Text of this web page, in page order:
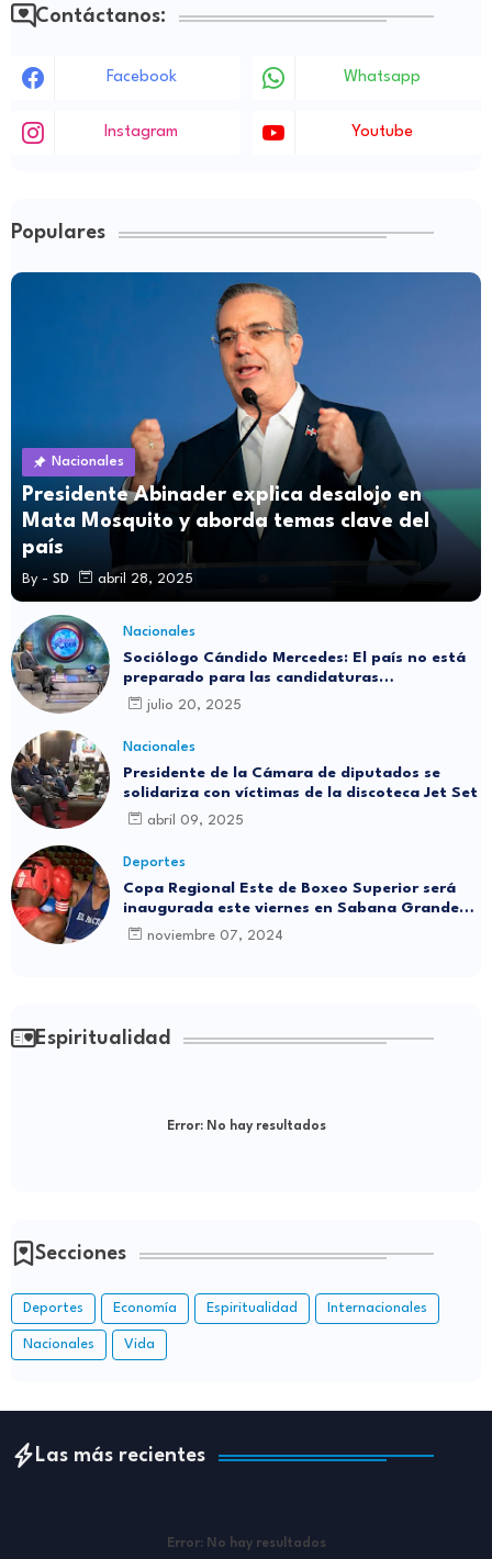
Contáctanos:
Facebook Whatsapp
Instagram Youtube
Populares
Nacionales
Presidente Abinader explica desalojo en
Mata Mosquito y aborda temas clave del
país
By - SD abril 28, 2025
Nacionales
Sociólogo Cándido Mercedes: El país no está
preparado para las candidaturas
independientes
julio 20, 2025
Nacionales
Presidente de la Cámara de diputados se
solidariza con víctimas de la discoteca Jet Set
abril 09, 2025
Deportes
Copa Regional Este de Boxeo Superior será
inaugurada este viernes en Sabana Grande
de Boyá
noviembre 07, 2024
Espiritualidad
Error:No hay resultados
Secciones
Deportes Economía Espiritualidad Internacionales
Nacionales Vida
Las más recientes
Error: No hay resultados